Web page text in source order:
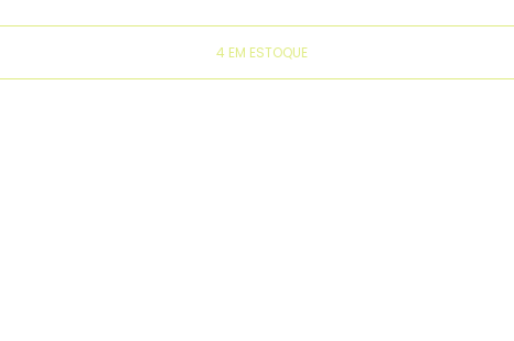
4 EM ESTOQUE